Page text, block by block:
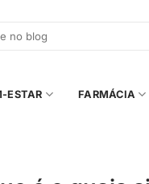
ESTAR FARMÁCIA